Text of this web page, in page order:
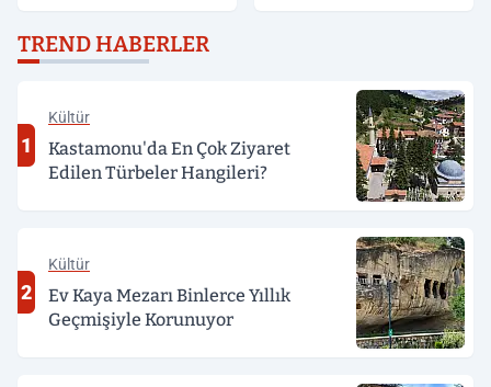
TREND HABERLER
1
Kültür
Kastamonu'da En Çok Ziyaret
Edilen Türbeler Hangileri?
2
Kültür
Ev Kaya Mezarı Binlerce Yıllık
Geçmişiyle Korunuyor